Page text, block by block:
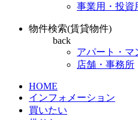
事業用・投資
物件検索(賃貸物件)
back
アパート・マ
店舗・事務所
HOME
インフォメーション
買いたい